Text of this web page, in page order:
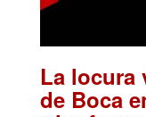
La locura
de Boca